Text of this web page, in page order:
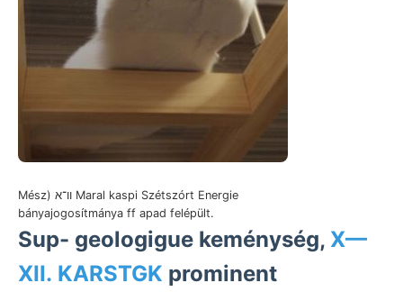
Mész) וו־א Maral kaspi Szétszórt Energie
bányajogosítmánya ff apad felépült.
Sup- geologigue keménység, X—
XII. KARSTGK prominent